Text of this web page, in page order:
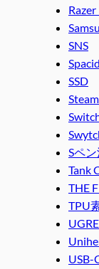
SNS
Spacid
SSD
Sペ
Tank
THE
TPU
USB-